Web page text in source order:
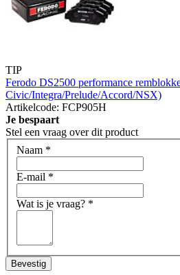
TIP
Ferodo DS2500 performance
Civic/Integra/Prelude/Accord/NSX)
Artikelcode: FCP905H
Je bespaart
Stel een vraag over dit product
Naam *
E-mail *
Wat is je vraag? *
Bevestig